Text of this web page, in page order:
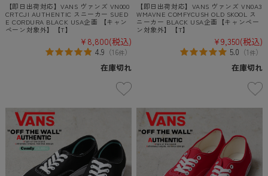
【即日出荷対応】VANS ヴァンズ VN000
CRTCJI AUTHENTIC スニーカー SUED
E CORDURA BLACK USA企画 【キャン
ペーン対象外】【T】
¥8,800(税込)
4.9 （16件）
在庫切れ
【即日出荷対応】VANS ヴァンズ VN0A3
WMAVNE COMFYCUSH OLD SKOOL ス
ニーカー BLACK USA企画【キャンペー
ン対象外】【T】
¥9,350(税込)
5.0 （1件）
在庫切れ